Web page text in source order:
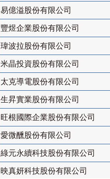
易億溢股份有限公司
豐煜企業股份有限公司
瑋波拉股份有限公司
米晶投資股份有限公司
太克導電股份有限公司
生昇實業股份有限公司
旺根國際企業股份有限公司
愛微醺股份有限公司
綠元永續科技股份有限公司
映真妍科技股份有限公司